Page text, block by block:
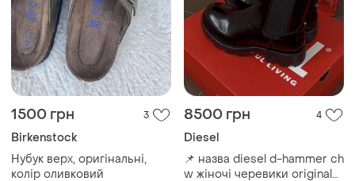
1500 грн 3
Birkenstock
Нубук верх, оригінальні,
колір оливковий
8500 грн 4
Diesel
📌 назва diesel d-hammer ch
w жіночі черевики original